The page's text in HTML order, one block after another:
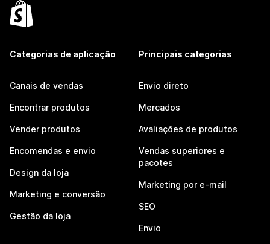
Categorias de aplicação
Canais de vendas
Encontrar produtos
Vender produtos
Encomendas e envio
Design da loja
Marketing e conversão
Gestão da loja
Principais categorias
Envio direto
Mercados
Avaliações de produtos
Vendas superiores e
pacotes
Marketing por e-mail
SEO
Envio